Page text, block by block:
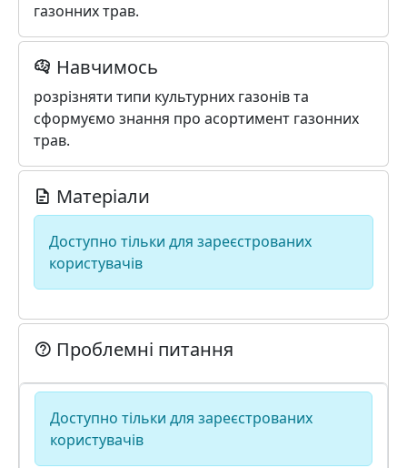
газонних трав.
Навчимось
розрізняти типи культурних газонів та
сформуємо знання про асортимент газонних
трав.
Матеріали
Доступно тільки для зареєстрованих
користувачів
Проблемні питання
Доступно тільки для зареєстрованих
користувачів